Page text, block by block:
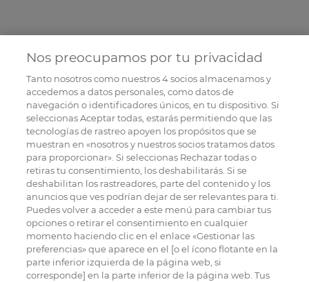
Nos preocupamos por tu privacidad
Tanto nosotros como nuestros4socios almacenamos y
accedemos a datos personales, como datos de
navegación o identificadores únicos, en tu dispositivo. Si
seleccionas Aceptar todas, estarás permitiendo que las
tecnologías de rastreo apoyen los propósitos que se
muestran en «nosotros y nuestros socios tratamos datos
para proporcionar». Si seleccionas Rechazar todas o
retiras tu consentimiento, los deshabilitarás. Si se
deshabilitan los rastreadores, parte del contenido y los
anuncios que ves podrían dejar de ser relevantes para ti.
Puedes volver a acceder a este menú para cambiar tus
opciones o retirar el consentimiento en cualquier
momento haciendo clic en el enlace «Gestionar las
preferencias» que aparece en el [o el ícono flotante en la
parte inferior izquierda de la página web, si
corresponde] en la parte inferior de la página web. Tus